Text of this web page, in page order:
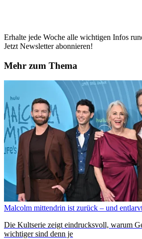
Erhalte jede Woche alle wichtigen Infos
Jetzt Newsletter abonnieren!
Mehr zum Thema
Malcolm mittendrin ist zurück – und
Die Kultserie zeigt eindrucksvoll, warum
wichtigersind denn je